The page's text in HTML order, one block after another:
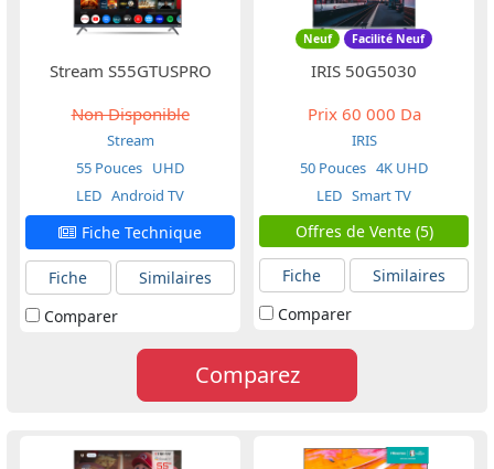
Stream S55GTUSPRO
Non Disponible
Stream
55 Pouces UHD
LED Android TV
Fiche Technique
Fiche
Similaires
Comparer
Neuf Facilité Neuf
IRIS 50G5030
Prix60 000 Da
IRIS
50 Pouces 4K UHD
LED Smart TV
Offres de Vente (5)
Fiche
Similaires
Comparer
Comparez